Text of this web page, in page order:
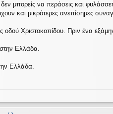
μπορείς να περάσεις και
και μικρότερες ανεπίσημες
οδού Χριστοκοπίδου. Πριν ένα
Ελλάδα.
Ελλάδα.